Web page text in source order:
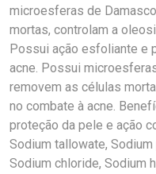
microesferas de
mortas, controlam a
Possui ação esfoliante e
acne. Possui
removem as células
no combate à acne.
proteção da pele e ação
Sodium tallowate, Sodium
Sodium chloride, Sodium